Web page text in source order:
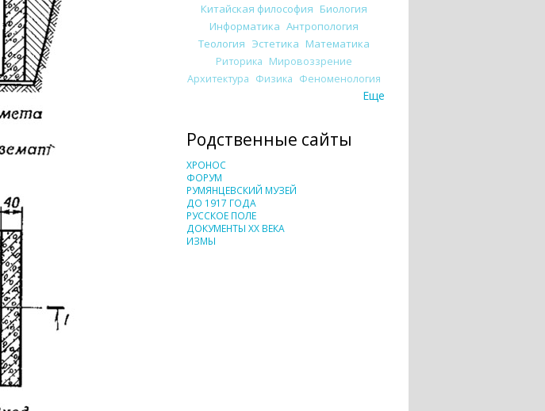
Китайская философия Биология
Информатика Антропология
Теология Эстетика Математика
Риторика Мировоззрение
Архитектура Физика Феноменология
Еще
Родственные сайты
ХРОНОС
ФОРУМ
РУМЯНЦЕВСКИЙ МУЗЕЙ
ДО 1917 ГОДА
РУССКОЕ ПОЛЕ
ДОКУМЕНТЫ XX ВЕКА
ИЗМЫ